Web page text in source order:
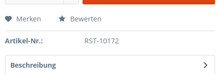
Merken Bewerten
Artikel-Nr.: RST-10172
Beschreibung